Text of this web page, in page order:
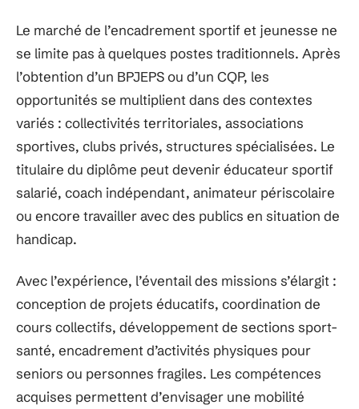
Le marché de l’encadrement sportif et jeunesse ne
se limite pas à quelques postes traditionnels. Après
l’obtention d’un BPJEPS ou d’un CQP, les
opportunités se multiplient dans des contextes
variés : collectivités territoriales, associations
sportives, clubs privés, structures spécialisées. Le
titulaire du diplôme peut devenir éducateur sportif
salarié, coach indépendant, animateur périscolaire
ou encore travailler avec des publics en situation de
handicap.
Avec l’expérience, l’éventail des missions s’élargit :
conception de projets éducatifs, coordination de
cours collectifs, développement de sections sport-
santé, encadrement d’activités physiques pour
seniors ou personnes fragiles. Les compétences
acquises permettent d’envisager une mobilité